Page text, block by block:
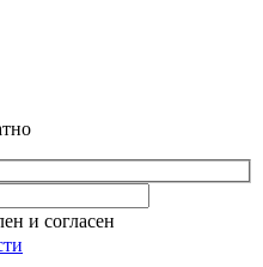
и согласен